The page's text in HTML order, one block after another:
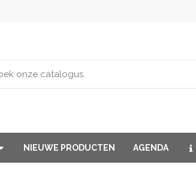
NIEUWE PRODUCTEN AGENDA